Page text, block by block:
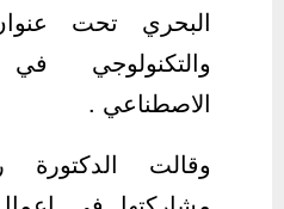
البحري تحت
والتكنولوجي
الاصطناعي .
وقالت الدكتورة